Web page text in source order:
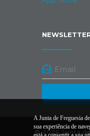
© 2026 Junta de
A Junta de Freguesia
sua experiência de